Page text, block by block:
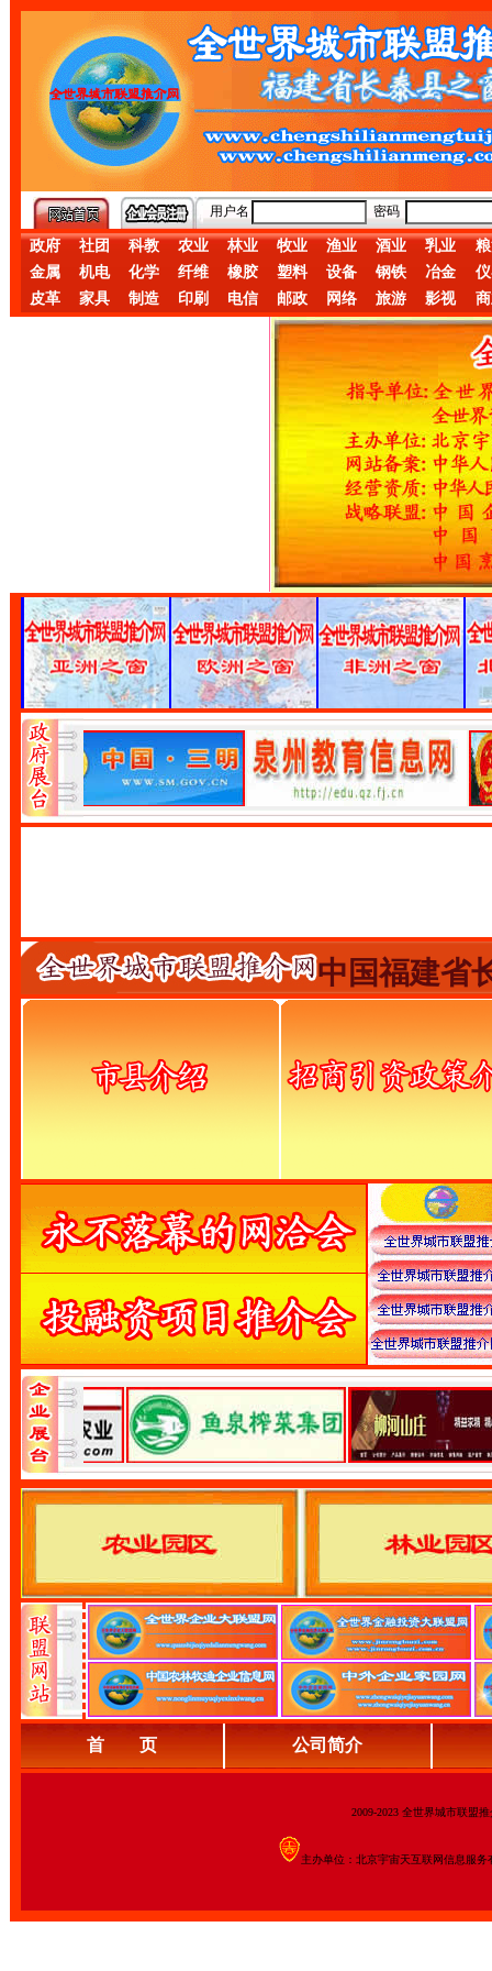
用户名 密码
政府 社团 科教 农业 林业 牧业 渔业 酒业 乳业
金属
机电 化学 纤维 橡胶 塑料 设备 钢铁 冶金
皮革
家具 制造 印刷 电信 邮政 网络 旅游 影视
中国福建省
首 页 公司简介
2009-2023 全世界城市联盟
主办单位：北京宇宙天互联网信息服